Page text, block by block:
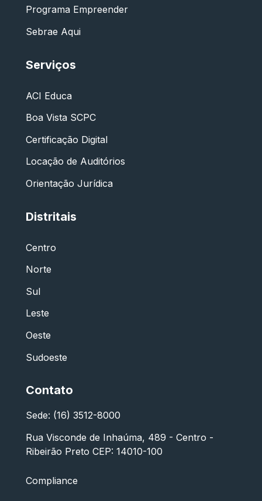
Programa Empreender
Sebrae Aqui
Serviços
ACI Educa
Boa Vista SCPC
Certificação Digital
Locação de Auditórios
Orientação Jurídica
Distritais
Centro
Norte
Sul
Leste
Oeste
Sudoeste
Contato
Sede: (16) 3512-8000
Rua Visconde de Inhaúma, 489 - Centro -
Ribeirão Preto CEP: 14010-100
Compliance